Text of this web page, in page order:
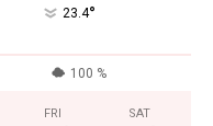
23.4°
100 %
FRI SAT